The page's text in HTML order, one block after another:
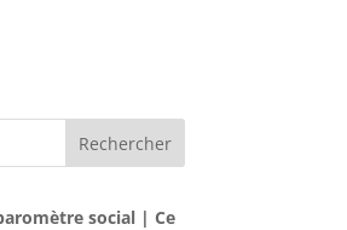
Rechercher
social | Ce